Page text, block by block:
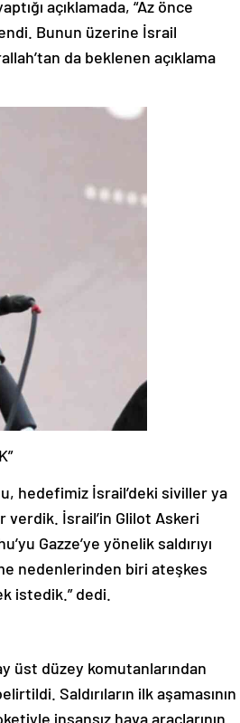
Bunun üzerine İsrail
da beklenen açıklama
verdik. İsrail’in Glilot Askeri
Gazze’ye yönelik saldırıyı
nedenlerinden biri ateşkes
istedik.” dedi.
Saldırıların ilk aşamasının
insansız hava araçlarının